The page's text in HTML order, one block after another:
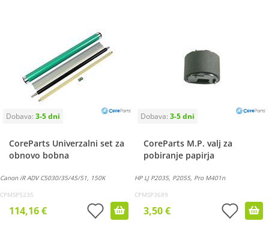
CoreParts Univerzalni set za
obnovo bobna
Canon iR ADV C5030/35/45/51, 150K
CPMSP5235
114,16 €
CoreParts M.P. valj za
pobiranje papirja
HP LJ P2035, P2055, Pro M401n
CPMSP3689
3,50 €